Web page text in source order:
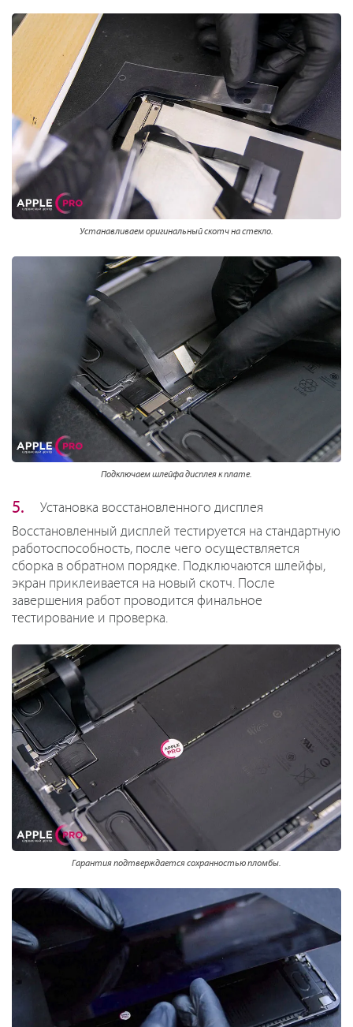
Устанавливаем оригинальный скотч на стекло.
Подключаем шлейфа дисплея к плате.
Установка восстановленного дисплея
Восстановленный дисплей тестируется на стандартную
работоспособность, после чего осуществляется
сборка в обратном порядке. Подключаются шлейфы,
экран приклеивается на новый скотч. После
завершения работ проводится финальное
тестирование и проверка.
Гарантия подтверждается сохранностью пломбы.